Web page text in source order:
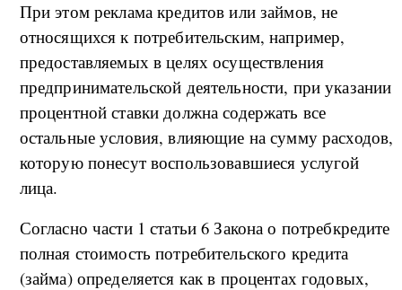
При этом реклама кредитов или займов, не
относящихся к потребительским, например,
предоставляемых в целях осуществления
предпринимательской деятельности, при указании
процентной ставки должна содержать все
остальные условия, влияющие на сумму расходов,
которую понесут воспользовавшиеся услугой
лица.
Согласно части 1 статьи 6 Закона о потребкредите
полная стоимость потребительского кредита
(займа) определяется как в процентах годовых,